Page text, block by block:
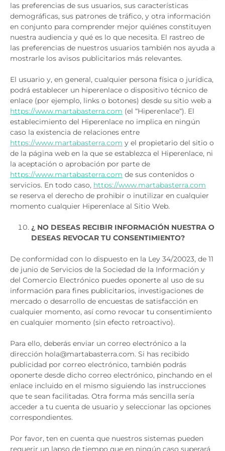
las preferencias de sus usuarios, sus características
demográficas, sus patrones de tráfico, y otra información
en conjunto para comprender mejor quiénes constituyen
nuestra audiencia y qué es lo que necesita. El rastreo de
las preferencias de nuestros usuarios también nos ayuda a
mostrarle los avisos publicitarios más relevantes.
El usuario y, en general, cualquier persona física o jurídica,
podrá establecer un hiperenlace o dispositivo técnico de
enlace (por ejemplo, links o botones) desde su sitio web a
https://www.martabasterra.com (el “Hiperenlace“). El
establecimiento del Hiperenlace no implica en ningún
caso la existencia de relaciones entre
https://www.martabasterra.com y el propietario del sitio o
de la página web en la que se establezca el Hiperenlace, ni
la aceptación o aprobación por parte de
https://www.martabasterra.com de sus contenidos o
servicios. En todo caso, https://www.martabasterra.com
se reserva el derecho de prohibir o inutilizar en cualquier
momento cualquier Hiperenlace al Sitio Web.
¿ NO DESEAS RECIBIR INFORMACIÓN NUESTRA O
DESEAS REVOCAR TU CONSENTIMIENTO?
De conformidad con lo dispuesto en la Ley 34/20023, de 11
de junio de Servicios de la Sociedad de la Información y
del Comercio Electrónico puedes oponerte al uso de su
información para fines publicitarios, investigaciones de
mercado o desarrollo de encuestas de satisfacción en
cualquier momento, así como revocar tu consentimiento
en cualquier momento (sin efecto retroactivo).
Para ello, deberás enviar un correo electrónico a la
dirección hola@martabasterra.com. Si has recibido
publicidad por correo electrónico, también podrás
oponerte desde dicho correo electrónico, pinchando en el
enlace incluido en el mismo siguiendo las instrucciones
que te sean facilitadas. Otra forma más sencilla sería
acceder a tu cuenta de usuario y seleccionar las opciones
correspondientes.
Por favor, ten en cuenta que nuestros sistemas pueden
requerir un lapso de tiempo que en ningún caso superará